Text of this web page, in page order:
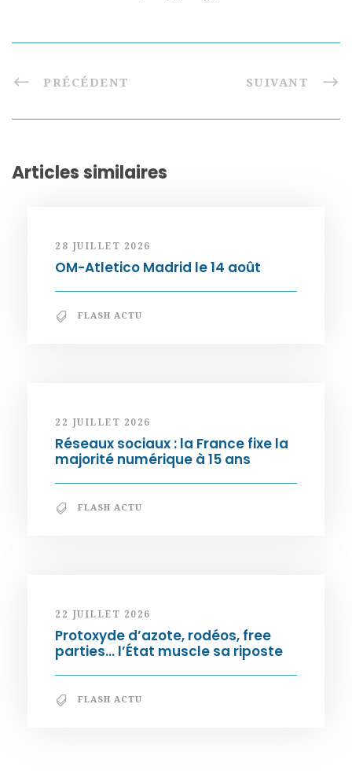
PRÉCÉDENT SUIVANT
Articles similaires
28 JUILLET 2026
OM-Atletico Madrid le 14 août
FLASH ACTU
22 JUILLET 2026
Réseaux sociaux : la France fixe la
majorité numérique à 15 ans
FLASH ACTU
22 JUILLET 2026
Protoxyde d’azote, rodéos, free
parties… l’État muscle sa riposte
FLASH ACTU